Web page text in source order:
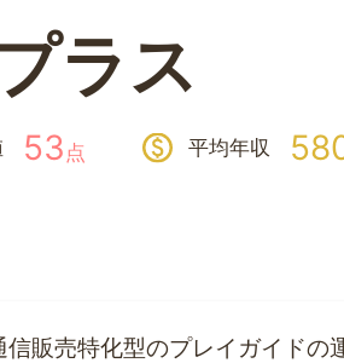
ラス
53 点 平均年収
販売特化型のプレイガイド